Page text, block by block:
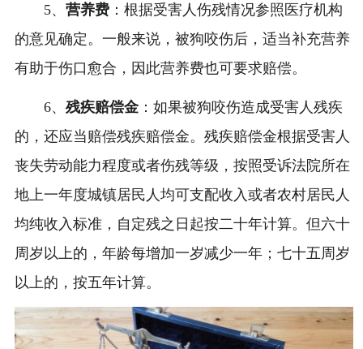
5、 营养费：根据受害人伤残情况参照医疗机构
的意见确定。一般来说，被狗咬伤后，适当补充营养
有助于伤口愈合，因此营养费也可要求赔偿。
6、 残疾赔偿金：如果被狗咬伤造成受害人残疾
的，还应当赔偿残疾赔偿金。残疾赔偿金根据受害人
丧失劳动能力程度或者伤残等级，按照受诉法院所在
地上一年度城镇居民人均可支配收入或者农村居民人
均纯收入标准，自定残之日起按二十年计算。但六十
周岁以上的，年龄每增加一岁减少一年；七十五周岁
以上的，按五年计算。